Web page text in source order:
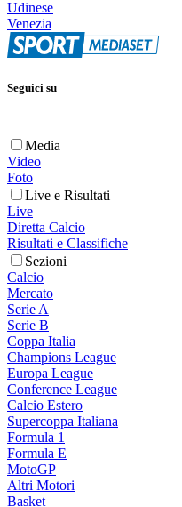
Udinese
Venezia
Seguici su
Media
Video
Foto
Live e Risultati
Live
Diretta Calcio
Risultati e Classifiche
Sezioni
Calcio
Mercato
Serie A
Serie B
Coppa Italia
Champions League
Europa League
Conference League
Calcio Estero
Supercoppa Italiana
Formula 1
Formula E
MotoGP
Altri Motori
Basket